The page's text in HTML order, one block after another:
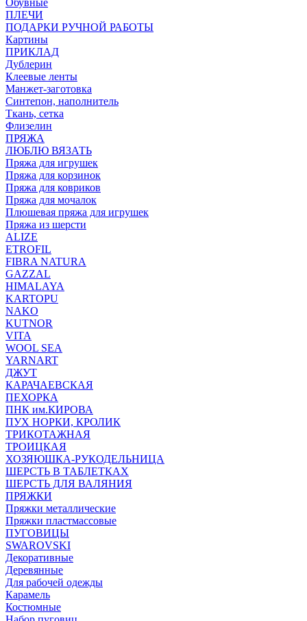
Обувные
ПЛЕЧИ
ПОДАРКИ РУЧНОЙ РАБОТЫ
Картины
ПРИКЛАД
Дублерин
Клеевые ленты
Манжет-заготовка
Синтепон, наполнитель
Ткань, сетка
Флизелин
ПРЯЖА
ЛЮБЛЮ ВЯЗАТЬ
Пряжа для игрушек
Пряжа для корзинок
Пряжа для ковриков
Пряжа для мочалок
Плюшевая пряжа для игрушек
Пряжа из шерсти
ALIZE
ETROFIL
FIBRA NATURA
GAZZAL
HIMALAYA
KARTOPU
NAKO
KUTNOR
VITA
WOOL SEA
YARNART
ДЖУТ
КАРАЧАЕВСКАЯ
ПЕХОРКА
ПНК им.КИРОВА
ПУХ НОРКИ, КРОЛИК
ТРИКОТАЖНАЯ
ТРОИЦКАЯ
ХОЗЯЮШКА-РУКОДЕЛЬНИЦА
ШЕРСТЬ В ТАБЛЕТКАХ
ШЕРСТЬ ДЛЯ ВАЛЯНИЯ
ПРЯЖКИ
Пряжки металлические
Пряжки пластмассовые
ПУГОВИЦЫ
SWAROVSKI
Декоративные
Деревянные
Для рабочей одежды
Карамель
Костюмные